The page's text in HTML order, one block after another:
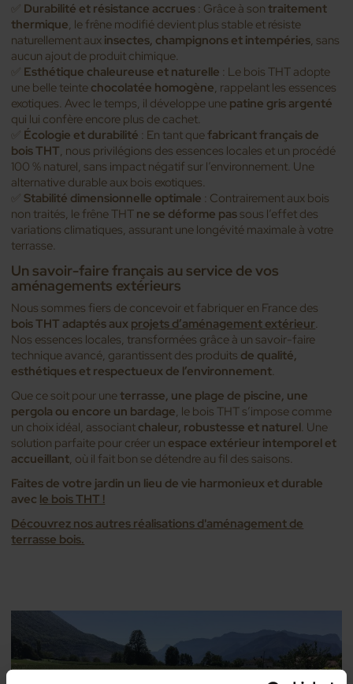
Durabilité et résistance accrues : Grâce à sontraitement
thermique, le frêne modifié devient plus stable et résiste
naturellement aux insectes, champignons et intempéries, sans
aucun ajout de produit chimique.
Esthétique chaleureuse et naturelle : Le bois THT adopte
une belle teinte chocolatée homogène, rappelant les essences
exotiques. Avec le temps, il développe une patine gris argenté
qui lui confère encore plus de cachet.
Écologie et durabilité : En tant quefabricant français de
bois THT, nous privilégions des essences locales et un procédé
100 % naturel, sans impact négatif sur l’environnement. Une
alternative durable aux bois exotiques.
✅Stabilité dimensionnelle optimale : Contrairement aux bois
non traités, le frêne THT ne se déforme passous l’effet des
variations climatiques, assurant une longévité maximale à votre
terrasse.
Un savoir-faire français au service de vos
aménagements extérieurs
Nous sommes fiers de concevoir et fabriquer en France des
bois THT adaptés aux projets d’aménagement extérieur.
Nos essences locales, transformées grâce à un savoir-faire
technique avancé, garantissent des produits de qualité,
esthétiques et respectueux de l’environnement.
Que ce soit pour uneterrasse, une plage de piscine, une
pergola ou encore un bardage, le bois THT s’impose comme
un choix idéal, associant chaleur, robustesse et naturel. Une
solution parfaite pour créer un espace extérieur intemporel et
accueillant, où il fait bon se détendre au fil des saisons.
Faites de votre jardin un lieu de vie harmonieux et durable
avec le bois THT !
Découvrez nos autres réalisations d'aménagement de
terrasse bois.